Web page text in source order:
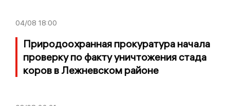
04/08 18:00
Природоохранная прокуратура начала
проверку по факту уничтожения стада
коров в Лежневском районе